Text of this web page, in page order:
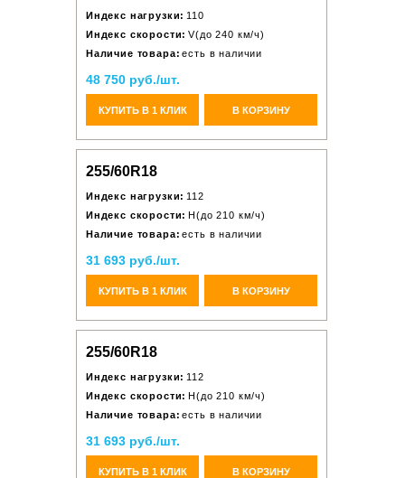
Индекс нагрузки: 110
Индекс скорости: V(до 240 км/ч)
Наличие товара: есть в наличии
48 750 руб./шт.
КУПИТЬ В 1 КЛИК В КОРЗИНУ
255/60R18
Индекс нагрузки: 112
Индекс скорости: H(до 210 км/ч)
Наличие товара: есть в наличии
31 693 руб./шт.
КУПИТЬ В 1 КЛИК В КОРЗИНУ
255/60R18
Индекс нагрузки: 112
Индекс скорости: H(до 210 км/ч)
Наличие товара: есть в наличии
31 693 руб./шт.
КУПИТЬ В 1 КЛИК В КОРЗИНУ